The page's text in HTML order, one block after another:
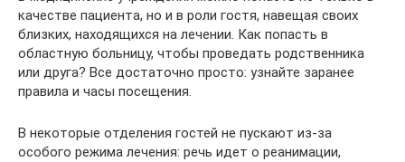
качестве пациента, но и в роли гостя, навещая своих
близких, находящихся на лечении. Как попасть в
областную больницу, чтобы проведать родственника
или друга? Все достаточно просто: узнайте заранее
правила и часы посещения.
В некоторые отделения гостей не пускают из-за
особого режима лечения: речь идет о реанимации,